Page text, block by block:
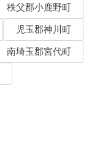
秩父郡小鹿野町
児玉郡神川町
南埼玉郡宮代町